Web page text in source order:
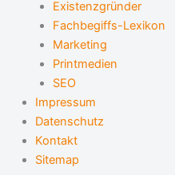
Existenzgründer
Fachbegiffs-Lexikon
Marketing
Printmedien
SEO
Impressum
Datenschutz
Kontakt
Sitemap
h